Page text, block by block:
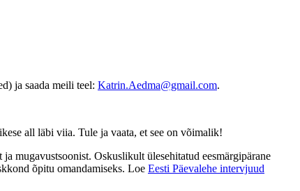
ja saada meili teel: Katrin.Aedma@gmail.com.
all läbi viia. Tule ja vaata, et see on võimalik!
mugavustsoonist. Oskuslikult ülesehitatud eesmärgipärane
õpitu omandamiseks. Loe Eesti Päevalehe intervjuud